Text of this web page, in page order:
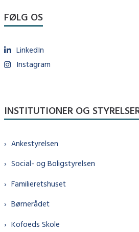
FØLG OS
LinkedIn
Instagram
INSTITUTIONER OG
Ankestyrelsen
Social- og Boligstyrelsen
Familieretshuset
Børnerådet
Kofoeds Skole